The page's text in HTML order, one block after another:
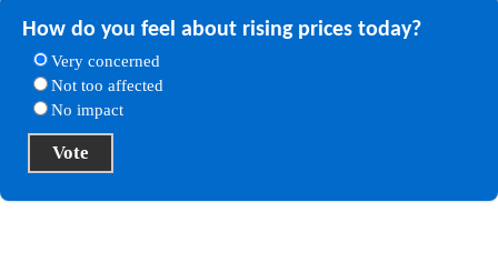
How do you feel about rising prices today?
Very concerned
Not too affected
No impact